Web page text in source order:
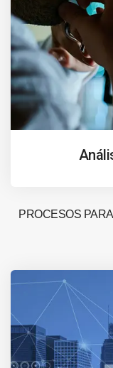
PROCESOS